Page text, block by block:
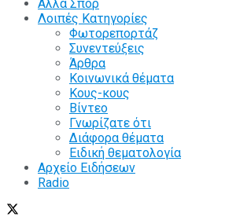
Άλλα Σπόρ
Λοιπές Κατηγορίες
Φωτορεπορτάζ
Συνεντεύξεις
Άρθρα
Κοινωνικά θέματα
Κους-κους
Βίντεο
Γνωρίζατε ότι
Διάφορα θέματα
Ειδική θεματολογία
Αρχείο Ειδήσεων
Radio